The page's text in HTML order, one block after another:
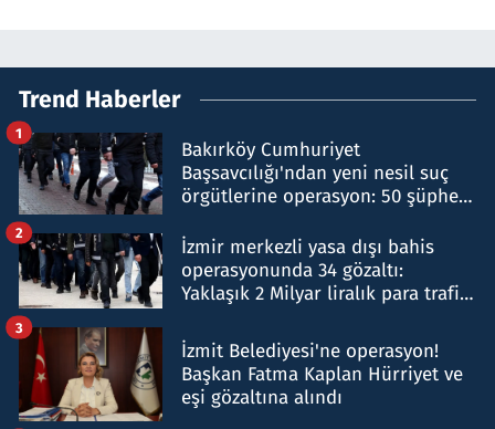
Trend Haberler
Bakırköy Cumhuriyet
Başsavcılığı'ndan yeni nesil suç
örgütlerine operasyon: 50 şüpheli
1
İzmir merkezli yasa dışı bahis
operasyonunda 34 gözaltı:
Yaklaşık 2 Milyar liralık para trafiği
2
İzmit Belediyesi'ne operasyon!
Başkan Fatma Kaplan Hürriyet ve
eşi gözaltına alındı
3